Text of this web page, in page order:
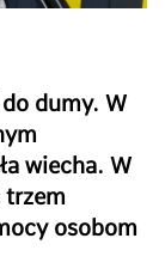
dumy. W
wiecha. W
trzem
osobom